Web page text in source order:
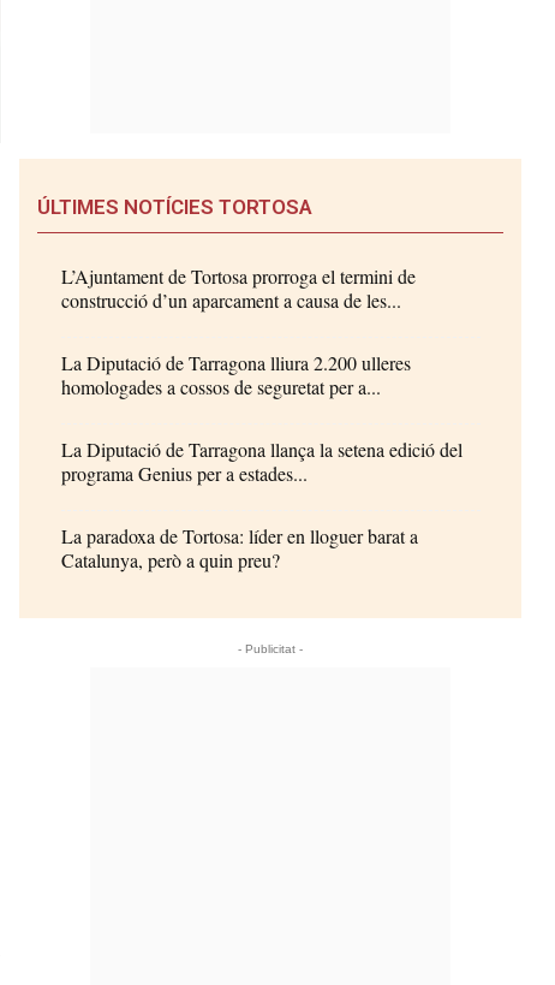
ÚLTIMES NOTÍCIES TORTOSA
L’Ajuntament de Tortosa prorroga el termini de
construcció d’un aparcament a causa de les...
La Diputació de Tarragona lliura 2.200 ulleres
homologades a cossos de seguretat per a...
La Diputació de Tarragona llança la setena edició del
programa Genius per a estades...
La paradoxa de Tortosa: líder en lloguer barat a
Catalunya, però a quin preu?
- Publicitat -